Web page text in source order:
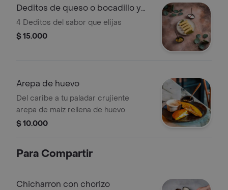
Deditos de queso o bocadillo y
queso
4 Deditos del sabor que elijas
$ 15.000
Arepa de huevo
Del caribe a tu paladar crujiente
arepa de maíz rellena de huevo
$ 10.000
Para Compartir
Chicharron con chorizo